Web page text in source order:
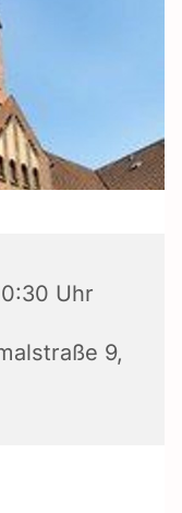
Uhr
9,